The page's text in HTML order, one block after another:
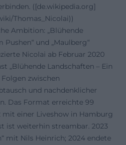
([de.wikipedia.org]
Thomas_Nicolai))
Ambition: „Blühende
Pushen“ und „Maulberg“
Nicolai ab Februar 2020
„Blühende Landschaften – Ein
zwischen
und nachdenklicher
Das Format erreichte 99
mit einer Liveshow in Hamburg
ist weiterhin streambar. 2023
mit Nils Heinrich; 2024 endete